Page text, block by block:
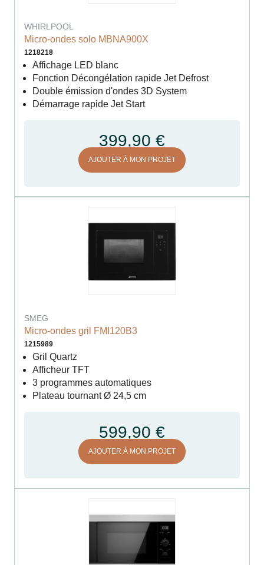
WHIRLPOOL
Micro-ondes solo MBNA900X
1218218
Affichage LED blanc
Fonction Décongélation rapide Jet Defrost
Double émission d'ondes 3D System
Démarrage rapide Jet Start
399,90 €
AJOUTER À MON PROJET
SMEG
Micro-ondes gril FMI120B3
1215989
Gril Quartz
Afficheur TFT
3 programmes automatiques
Plateau tournant Ø 24,5 cm
599,90 €
AJOUTER À MON PROJET